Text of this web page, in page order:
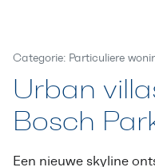
Categorie: Particuliere
Urban
Bosch
Een nieuwe skyline